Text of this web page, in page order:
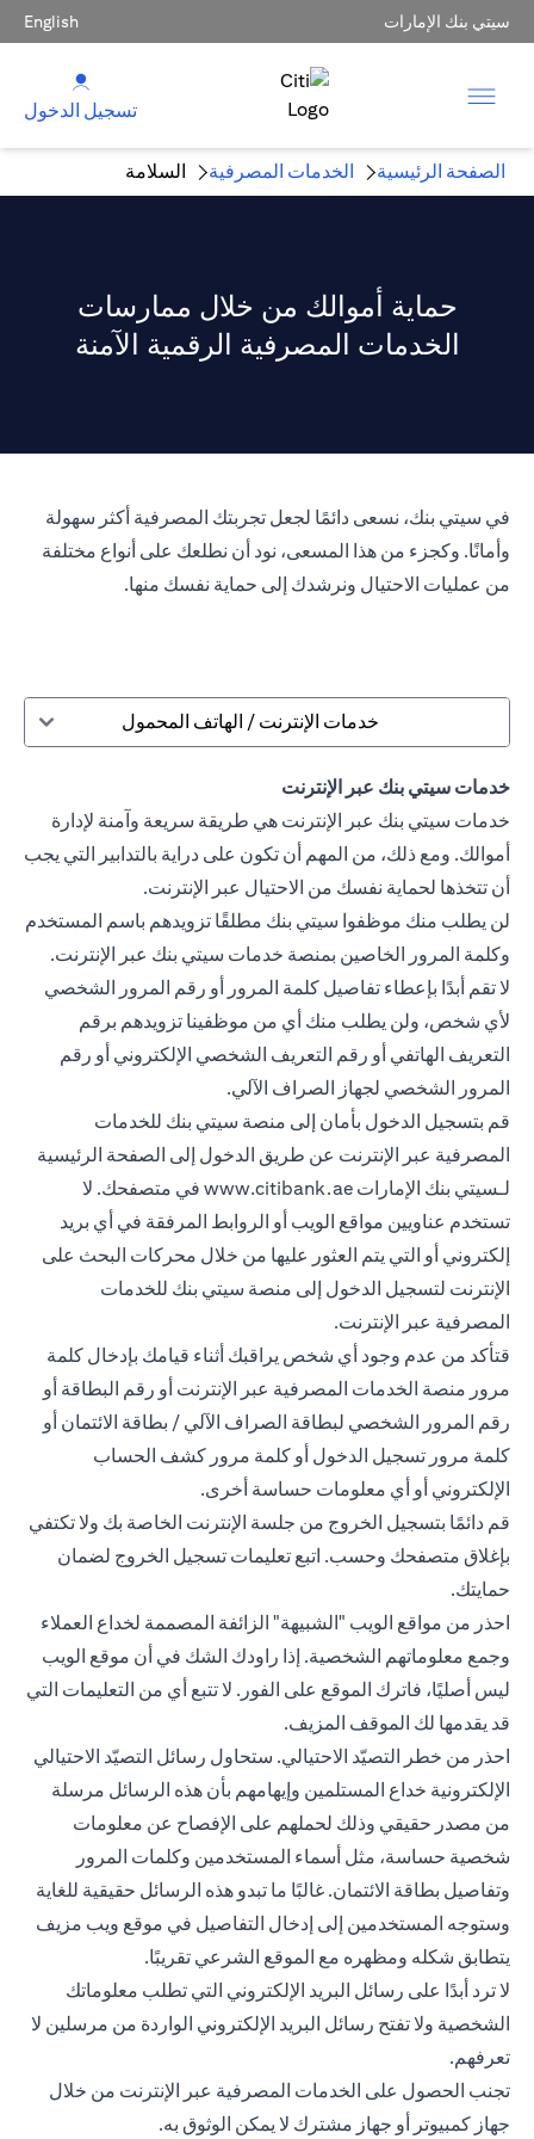
سيتي بنك الإمارات English
تسجيل الدخول
الصفحة الرئيسية الخدمات المصرفية السلامة
حماية أموالك من خلال ممارسات
الخدمات المصرفية الرقمية الآمنة
في سيتي بنك، نسعى دائمًا لجعل تجربتك المصرفية أكثر سهولة
وأمانًا. وكجزء من هذا المسعى، نود أن نطلعك على أنواع مختلفة
من عمليات الاحتيال ونرشدك إلى حماية نفسك منها.
خدمات الإنترنت / الهاتف المحمول
خدمات سيتي بنك عبر الإنترنت
خدمات سيتي بنك عبر الإنترنت هي طريقة سريعة وآمنة لإدارة
أموالك. ومع ذلك، من المهم أن تكون على دراية بالتدابير التي يجب
أن تتخذها لحماية نفسك من الاحتيال عبر الإنترنت.
لن يطلب منك موظفوا سيتي بنك مطلقًا تزويدهم باسم المستخدم
وكلمة المرور الخاصين بمنصة خدمات سيتي بنك عبر الإنترنت.
لا تقم أبدًا بإعطاء تفاصيل كلمة المرور أو رقم المرور الشخصي
لأي شخص، ولن يطلب منك أي من موظفينا تزويدهم برقم
التعريف الهاتفي أو رقم التعريف الشخصي الإلكتروني أو رقم
المرور الشخصي لجهاز الصراف الآلي.
قم بتسجيل الدخول بأمان إلى منصة سيتي بنك للخدمات
المصرفية عبر الإنترنت عن طريق الدخول إلى الصفحة الرئيسية
لـسيتي بنك الإمارات www.citibank.ae في متصفحك. لا
تستخدم عناويين مواقع الويب أو الروابط المرفقة في أي بريد
إلكتروني أو التي يتم العثور عليها من خلال محركات البحث على
الإنترنت لتسجيل الدخول إلى منصة سيتي بنك للخدمات
المصرفية عبر الإنترنت.
قتأكد من عدم وجود أي شخص يراقبك أثناء قيامك بإدخال كلمة
مرور منصة الخدمات المصرفية عبر الإنترنت أو رقم البطاقة أو
رقم المرور الشخصي لبطاقة الصراف الآلي / بطاقة الائتمان أو
كلمة مرور تسجيل الدخول أو كلمة مرور كشف الحساب
الإلكتروني أو أي معلومات حساسة أخرى.
قم دائمًا بتسجيل الخروج من جلسة الإنترنت الخاصة بك ولا تكتفي
بإغلاق متصفحك وحسب. اتبع تعليمات تسجيل الخروج لضمان
حمايتك.
احذر من مواقع الويب "الشبيهة" الزائفة المصممة لخداع العملاء
وجمع معلوماتهم الشخصية. إذا راودك الشك في أن موقع الويب
ليس أصليًا، فاترك الموقع على الفور. لا تتبع أي من التعليمات التي
قد يقدمها لك الموقف المزيف.
احذر من خطر التصيّد الاحتيالي. ستحاول رسائل التصيّد الاحتيالي
الإلكترونية خداع المستلمين وإيهامهم بأن هذه الرسائل مرسلة
من مصدر حقيقي وذلك لحملهم على الإفصاح عن معلومات
شخصية حساسة، مثل أسماء المستخدمين وكلمات المرور
وتفاصيل بطاقة الائتمان. غالبًا ما تبدو هذه الرسائل حقيقية للغاية
وستوجه المستخدمين إلى إدخال التفاصيل في موقع ويب مزيف
يتطابق شكله ومظهره مع الموقع الشرعي تقريبًا.
لا ترد أبدًا على رسائل البريد الإلكتروني التي تطلب معلوماتك
الشخصية ولا تفتح رسائل البريد الإلكتروني الواردة من مرسلين لا
تعرفهم.
تجنب الحصول على الخدمات المصرفية عبر الإنترنت من خلال
جهاز كمبيوتر أو جهاز مشترك لا يمكن الوثوق به.